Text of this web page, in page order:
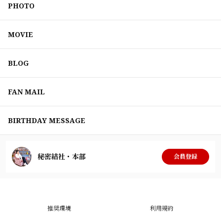
PHOTO
MOVIE
BLOG
FAN MAIL
BIRTHDAY MESSAGE
秘密結社・本部 会員登録
推奨環境 利用規約